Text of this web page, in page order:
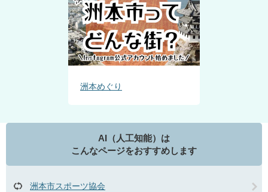
洲本めぐり
AI（人工知能）は
こんなページをおすすめします
洲本市スポーツ協会